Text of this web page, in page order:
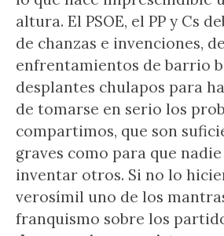
altura. El PSOE, el PP y Cs
de chanzas e invenciones, de
enfrentamientos de barrio
desplantes chulapos para
de tomarse en serio los
compartimos, que son
graves como para que
inventar otros. Si no lo
verosímil uno de los
franquismo sobre los